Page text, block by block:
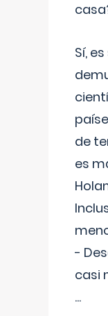
Sí,
de
es
-
casi
...